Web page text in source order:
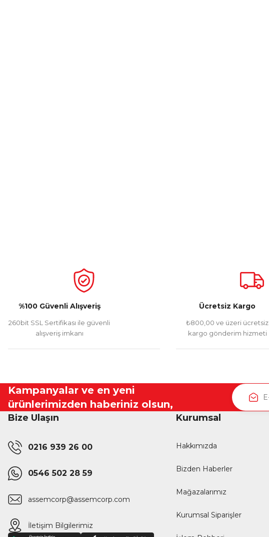
%100 Güvenli Alışveriş
260bit SSL Sertifikası ile güvenli
alışveriş imkanı
Ücretsiz Kargo
₺800,00 ve üzeri ücretsiz
kargo gönderim hizmeti
Kampanyalar ve en yeni
ürünlerimizden haberiniz olsun,
Bize Ulaşın
0216 939 26 00
0546 502 28 59
assemcorp@assemcorp.com
İletişim Bilgilerimiz
Kurumsal
Hakkımızda
Bizden Haberler
Mağazalarımız
Kurumsal Siparişler